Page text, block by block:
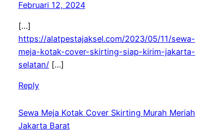
Februari 12, 2024
[…]
https://alatpestajaksel.com/2023/05/11/sewa-
meja-kotak-cover-skirting-siap-kirim-jakarta-
selatan/[…]
Reply
Sewa Meja Kotak Cover Skirting Murah Meriah
Jakarta Barat